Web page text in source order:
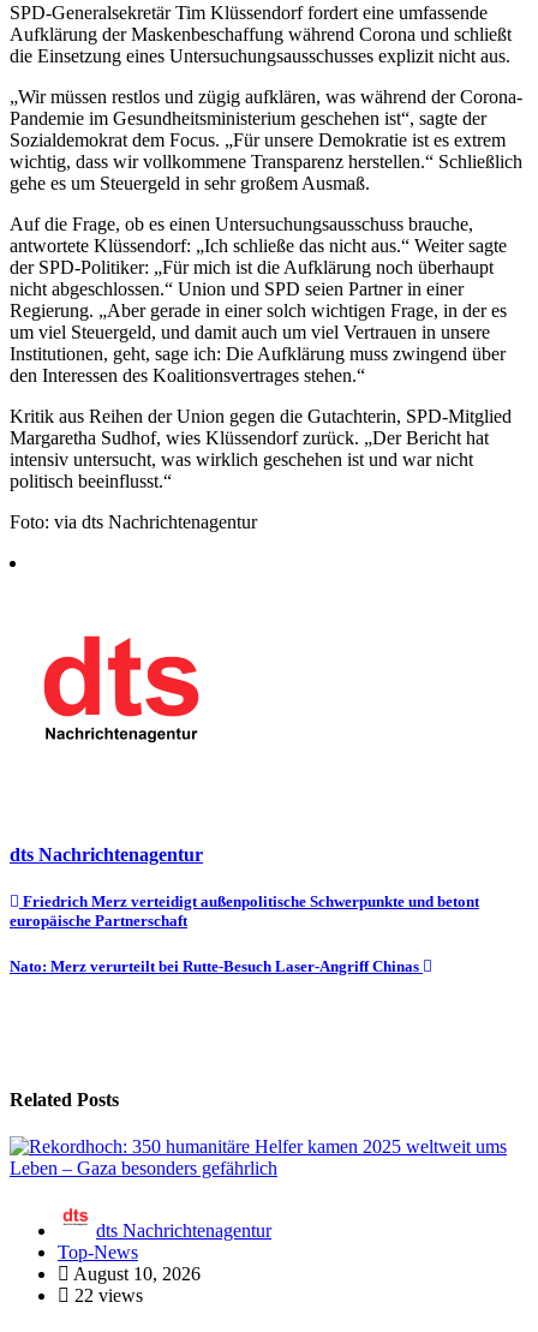
SPD-Generalsekretär Tim Klüssendorf fordert eine umfassende
Aufklärung der Maskenbeschaffung während Corona und schließt
die Einsetzung eines Untersuchungsausschusses explizit nicht aus.
„Wir müssen restlos und zügig aufklären, was während der Corona-
Pandemie im Gesundheitsministerium geschehen ist“, sagte der
Sozialdemokrat dem Focus. „Für unsere Demokratie ist es extrem
wichtig, dass wir vollkommene Transparenz herstellen.“ Schließlich
gehe es um Steuergeld in sehr großem Ausmaß.
Auf die Frage, ob es einen Untersuchungsausschuss brauche,
antwortete Klüssendorf: „Ich schließe das nicht aus.“ Weiter sagte
der SPD-Politiker: „Für mich ist die Aufklärung noch überhaupt
nicht abgeschlossen.“ Union und SPD seien Partner in einer
Regierung. „Aber gerade in einer solch wichtigen Frage, in der es
um viel Steuergeld, und damit auch um viel Vertrauen in unsere
Institutionen, geht, sage ich: Die Aufklärung muss zwingend über
den Interessen des Koalitionsvertrages stehen.“
Kritik aus Reihen der Union gegen die Gutachterin, SPD-Mitglied
Margaretha Sudhof, wies Klüssendorf zurück. „Der Bericht hat
intensiv untersucht, was wirklich geschehen ist und war nicht
politisch beeinflusst.“
Foto: via dts Nachrichtenagentur
dts Nachrichtenagentur
Beitragsnavigation
Friedrich Merz verteidigt außenpolitische Schwerpunkte und betont
europäische Partnerschaft
Nato: Merz verurteilt bei Rutte-Besuch Laser-Angriff Chinas
Related Posts
dts Nachrichtenagentur
Top-News
August 10, 2026
22 views